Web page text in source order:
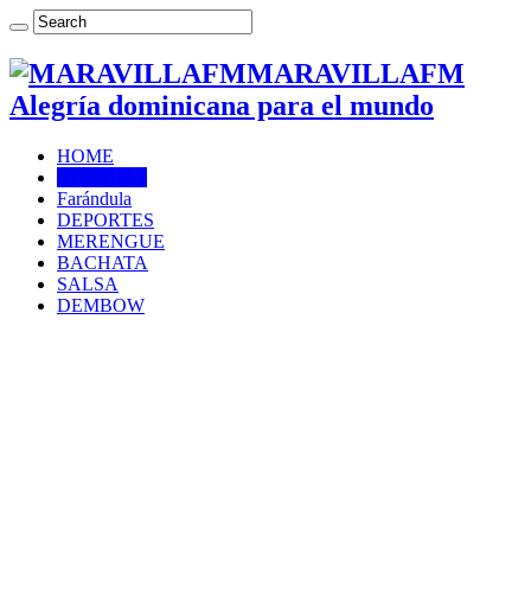
MARAVILLAFM
Alegría dominicana para el mundo
HOME
Farándula
DEPORTES
MERENGUE
BACHATA
SALSA
DEMBOW